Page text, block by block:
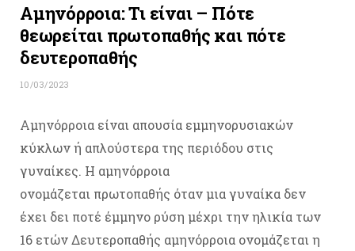
Αμηνόρροια: Τι είναι – Πότε
θεωρείται πρωτοπαθής και πότε
δευτεροπαθής
10/03/2023
Αμηνόρροια είναι απουσία εμμηνορυσιακών
κύκλων ή απλούστερα της περιόδου στις
γυναίκες. Η αμηνόρροια
ονομάζεται πρωτοπαθής όταν μια γυναίκα δεν
έχει δει ποτέ έμμηνο ρύση μέχρι την ηλικία των
16 ετών Δευτεροπαθής αμηνόρροια ονομάζεται η